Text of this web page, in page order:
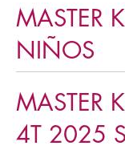
MASTER
NIÑOS
MASTER
4T 2025